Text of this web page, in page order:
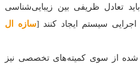
تعادل ظریفی بین زیبایی‌شناسی
سیستم ایجاد کنند [سازه ال
شده از سوی کمیته‌های تخصصی نیز